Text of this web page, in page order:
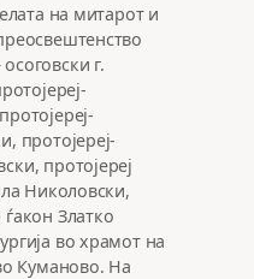
на митарот и
г.
протојереј-
протојереј
Николовски,
Златко
во храмот на
Куманово. На